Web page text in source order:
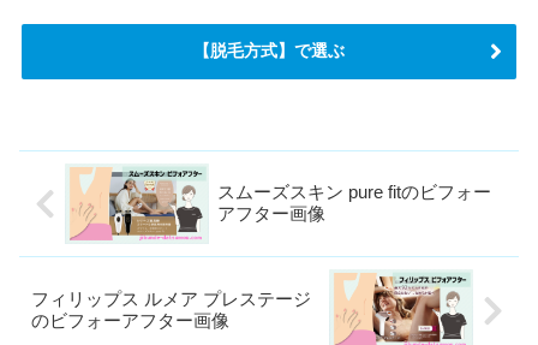
【脱毛方式】で選ぶ
スムーズスキン pure fitのビフォー
アフター画像
フィリップス ルメア プレステージ
のビフォーアフター画像